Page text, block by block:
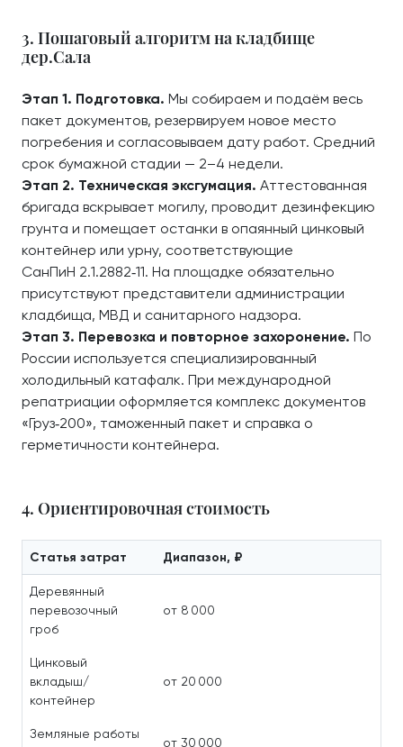
3. Пошаговый алгоритм на кладбище
дер.Сала
Этап 1. Подготовка. Мы собираем и подаём весь
пакет документов, резервируем новое место
погребения и согласовываем дату работ. Средний
срок бумажной стадии — 2–4 недели.
Этап 2. Техническая эксгумация. Аттестованная
бригада вскрывает могилу, проводит дезинфекцию
грунта и помещает останки в опаянный цинковый
контейнер или урну, соответствующие
СанПиН 2.1.2882‑11. На площадке обязательно
присутствуют представители администрации
кладбища, МВД и санитарного надзора.
Этап 3. Перевозка и повторное захоронение. По
России используется специализированный
холодильный катафалк. При международной
репатриации оформляется комплекс документов
«Груз‑200», таможенный пакет и справка о
герметичности контейнера.
4. Ориентировочная стоимость
Статья затрат Диапазон, ₽
Деревянный
перевозочный
гроб
от 8 000
Цинковый
вкладыш/
контейнер
от 20 000
Земляные работы
от 30 000